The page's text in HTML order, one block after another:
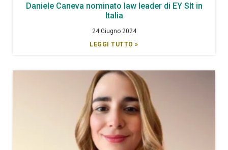
Daniele Caneva nominato law leader di EY Slt in
Italia
24 Giugno 2024
LEGGI TUTTO »